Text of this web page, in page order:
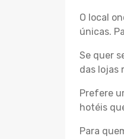
O local
únicas.
Se quer
das lojas
Prefere
hotéis
Para